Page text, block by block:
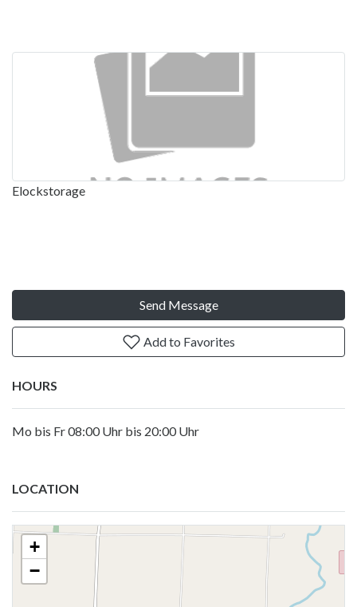
Elockstorage
Send Message
Add to Favorites
HOURS
Mo bis Fr 08:00 Uhr bis 20:00 Uhr
LOCATION
+
−